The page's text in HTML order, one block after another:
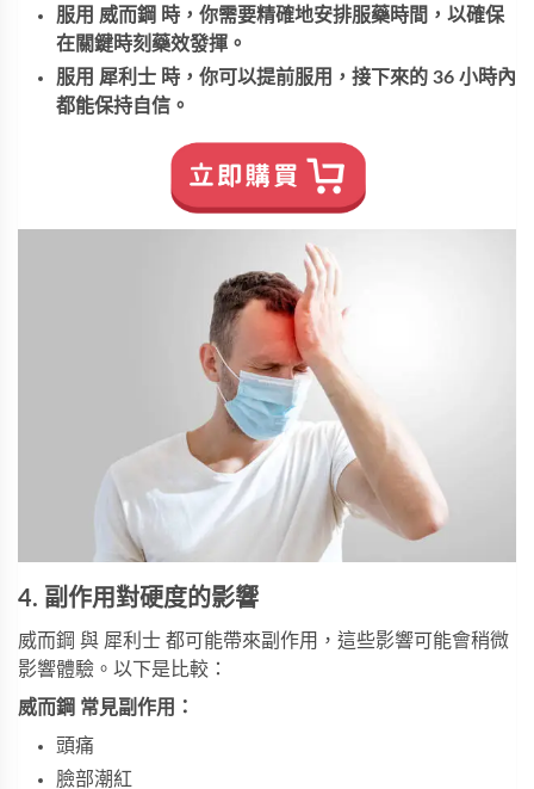
服用 威而鋼 時，你需要精確地安排服藥時間，以確保
在關鍵時刻藥效發揮。
服用 犀利士 時，你可以提前服用，接下來的 36 小時內
都能保持自信。
4. 副作用對硬度的影響
威而鋼 與 犀利士 都可能帶來副作用，這些影響可能會稍微
影響體驗。以下是比較：
威而鋼 常見副作用：
頭痛
臉部潮紅